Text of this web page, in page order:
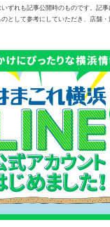
ずれも記事公開時のものです。記事
として参考にしていただき、店舗